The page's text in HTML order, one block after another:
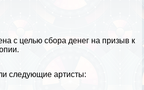
с целью сбора денег на призыв к
следующие артисты: